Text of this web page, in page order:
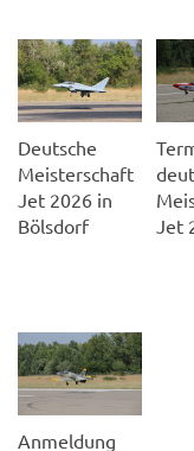
Deutsche
Meisterschaft
Jet 2026 in
Bölsdorf
Jet
Anmeldung